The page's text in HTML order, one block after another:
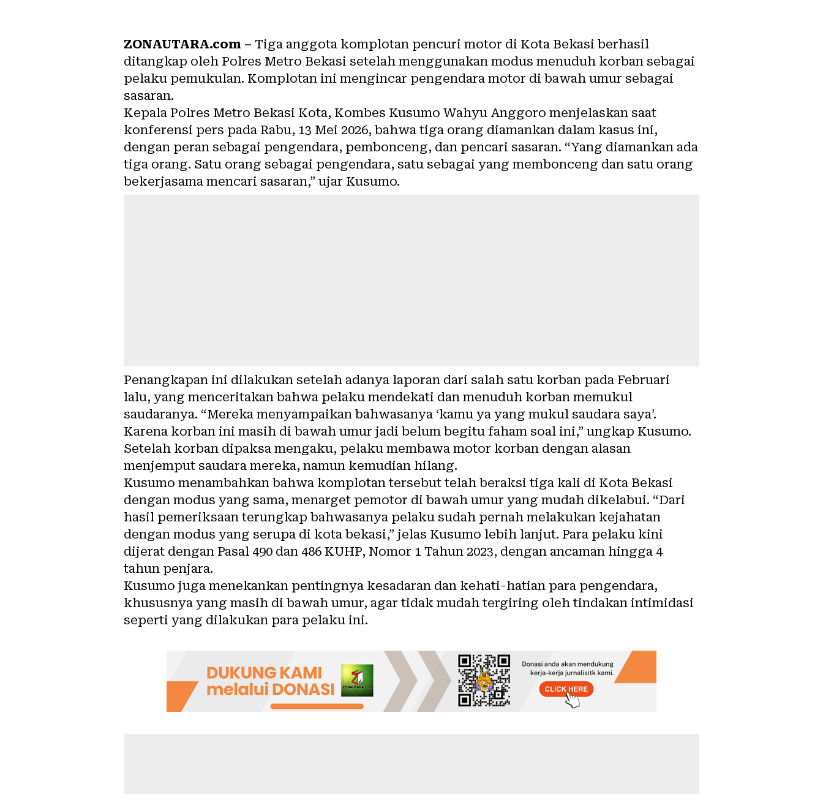
ZONAUTARA.com – Tiga anggota komplotan pencuri motor di Kota Bekasi berhasil
ditangkap oleh Polres Metro Bekasi setelah menggunakan modus menuduh korban sebagai
pelaku pemukulan. Komplotan ini mengincar pengendara motor di bawah umur sebagai
sasaran.
Kepala Polres Metro Bekasi Kota, Kombes Kusumo Wahyu Anggoro menjelaskan saat
konferensi pers pada Rabu, 13 Mei 2026, bahwa tiga orang diamankan dalam kasus ini,
dengan peran sebagai pengendara, pembonceng, dan pencari sasaran. “Yang diamankan ada
tiga orang. Satu orang sebagai pengendara, satu sebagai yang membonceng dan satu orang
bekerjasama mencari sasaran,” ujar Kusumo.
Penangkapan ini dilakukan setelah adanya laporan dari salah satu korban pada Februari
lalu, yang menceritakan bahwa pelaku mendekati dan menuduh korban memukul
saudaranya. “Mereka menyampaikan bahwasanya ‘kamu ya yang mukul saudara saya’.
Karena korban ini masih di bawah umur jadi belum begitu faham soal ini,” ungkap Kusumo.
Setelah korban dipaksa mengaku, pelaku membawa motor korban dengan alasan
menjemput saudara mereka, namun kemudian hilang.
Kusumo menambahkan bahwa komplotan tersebut telah beraksi tiga kali di Kota Bekasi
dengan modus yang sama, menarget pemotor di bawah umur yang mudah dikelabui. “Dari
hasil pemeriksaan terungkap bahwasanya pelaku sudah pernah melakukan kejahatan
dengan modus yang serupa di kota bekasi,” jelas Kusumo lebih lanjut. Para pelaku kini
dijerat dengan Pasal 490 dan 486 KUHP, Nomor 1 Tahun 2023, dengan ancaman hingga 4
tahun penjara.
Kusumo juga menekankan pentingnya kesadaran dan kehati-hatian para pengendara,
khususnya yang masih di bawah umur, agar tidak mudah tergiring oleh tindakan intimidasi
seperti yang dilakukan para pelaku ini.